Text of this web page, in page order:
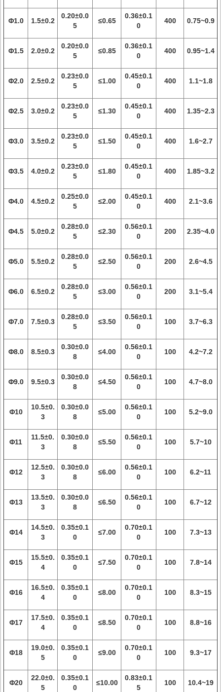
Φ1.0 1.5±0.2
0.20±0.0
5
≤0.65
0.36±0.1
0
400 0.75~0.9
Φ1.5 2.0±0.2
0.20±0.0
5
≤0.85
0.36±0.1
0
400 0.95~1.4
Φ2.0 2.5±0.2
0.23±0.0
5
≤1.00
0.45±0.1
0
400 1.1~1.8
Φ2.5 3.0±0.2
0.23±0.0
5
≤1.30
0.45±0.1
0
400 1.35~2.3
Φ3.0 3.5±0.2
0.23±0.0
5
≤1.50
0.45±0.1
0
400 1.6~2.7
Φ3.5 4.0±0.2
0.23±0.0
5
≤1.80
0.45±0.1
0
400 1.85~3.2
Φ4.0 4.5±0.2
0.25±0.0
5
≤2.00
0.45±0.1
0
400 2.1~3.6
Φ4.5 5.0±0.2
0.28±0.0
5
≤2.30
0.56±0.1
0
200 2.35~4.0
Φ5.0 5.5±0.2
0.28±0.0
5
≤2.50
0.56±0.1
0
200 2.6~4.5
Φ6.0 6.5±0.2
0.28±0.0
5
≤3.00
0.56±0.1
0
200 3.1~5.4
Φ7.0 7.5±0.3
0.28±0.0
5
≤3.50
0.56±0.1
0
100 3.7~6.3
Φ8.0 8.5±0.3
0.30±0.0
8
≤4.00
0.56±0.1
0
100 4.2~7.2
Φ9.0 9.5±0.3
0.30±0.0
8
≤4.50
0.56±0.1
0
100 4.7~8.0
Φ10
10.5±0.
3
0.30±0.0
8
≤5.00
0.56±0.1
0
100 5.2~9.0
Φ11
11.5±0.
3
0.30±0.0
8
≤5.50
0.56±0.1
0
100 5.7~10
Φ12
12.5±0.
3
0.30±0.0
8
≤6.00
0.56±0.1
0
100 6.2~11
Φ13
13.5±0.
3
0.30±0.0
8
≤6.50
0.56±0.1
0
100 6.7~12
Φ14
14.5±0.
3
0.35±0.1
0
≤7.00
0.70±0.1
0
100 7.3~13
Φ15
15.5±0.
4
0.35±0.1
0
≤7.50
0.70±0.1
0
100 7.8~14
Φ16
16.5±0.
4
0.35±0.1
0
≤8.00
0.70±0.1
0
100 8.3~15
Φ17
17.5±0.
4
0.35±0.1
0
≤8.50
0.70±0.1
0
100 8.8~16
Φ18
19.0±0.
5
0.35±0.1
0
≤9.00
0.70±0.1
0
100 9.3~17
Φ20
22.0±0.
5
0.35±0.1
0
≤10.00
0.83±0.1
5
100 10.4~19